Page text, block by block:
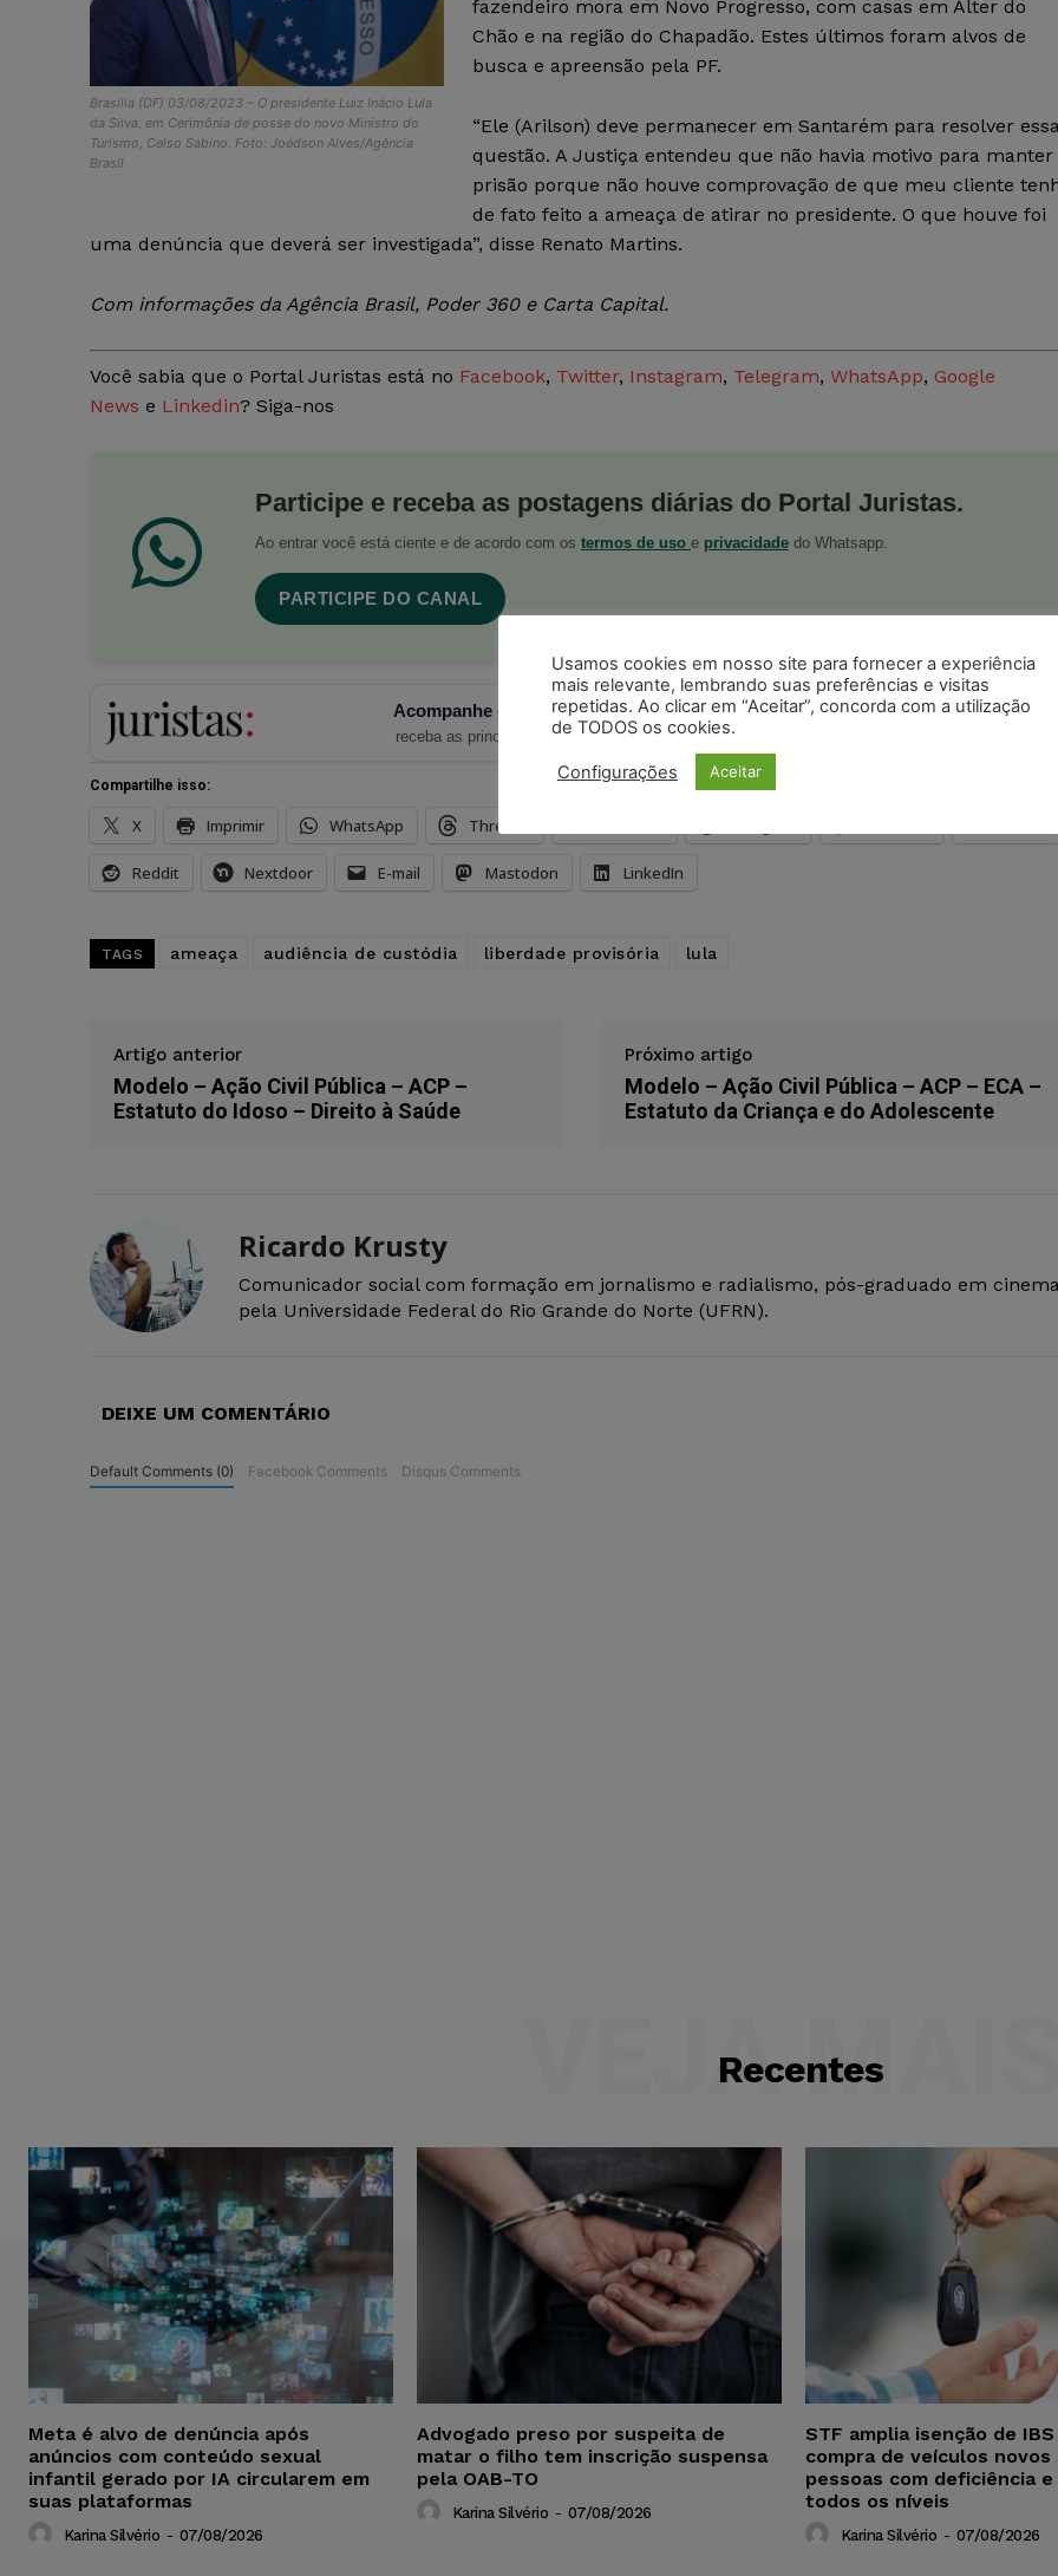
Brasília (DF) 03/08/2023 – O presidente Luiz Inácio Lula
da Silva, em Cerimônia de posse do novo Ministro do
Turismo, Celso Sabino. Foto: Joédson Alves/Agência
Brasil
fazendeiro mora em Novo Progresso, com casas em Alter do
Chão e na região do Chapadão. Estes últimos foram alvos de
busca e apreensão pela PF.
“Ele (Arilson) deve permanecer em Santarém para resolver
questão. A Justiça entendeu que não havia motivo para manter
prisão porque não houve comprovação de que meu cliente
de fato feito a ameaça de atirar no presidente. O que houve foi
uma denúncia que deverá ser investigada”, disse Renato Martins.
Com informações da Agência Brasil, Poder 360 e Carta Capital.
Você sabia que o Portal Juristas está no Facebook, Twitter, Instagram, Telegram, WhatsApp, Google
News e Linkedin? Siga-nos
Participe e receba as postagens diárias do Portal Juristas.
Ao entrar você está ciente e de acordo com os termos de uso e privacidade do Whatsapp.
PARTICIPE DO CANAL
Acompanhe o Juristas no Google News
receba as principais notícias jurídicas do Brasil
Compartilhe isso:
X Imprimir WhatsApp Threads
Reddit Nextdoor E-mail Mastodon LinkedIn
TAGS ameaça audiência de custódia liberdade provisória lula
Artigo anterior
Modelo – Ação Civil Pública – ACP –
Estatuto do Idoso – Direito à Saúde
Próximo artigo
Modelo – Ação Civil Pública – ACP – ECA –
Estatuto da Criança e do Adolescente
Ricardo Krusty
Comunicador social com formação em jornalismo e radialismo, pós-graduado em
pela Universidade Federal do Rio Grande do Norte (UFRN).
DEIXE UM COMENTÁRIO
Default Comments (0) Facebook Comments Disqus Comments
Recentes
VEJA
Meta é alvo de denúncia após
anúncios com conteúdo sexual
infantil gerado por IA circularem em
suas plataformas
Karina Silvério - 07/08/2026
Advogado preso por suspeita de
matar o filho tem inscrição suspensa
pela OAB-TO
Karina Silvério - 07/08/2026
STF amplia isenção de
compra de veículos novos
pessoas com deficiência
todos os níveis
Karina Silvério - 07/08/2026
Usamos cookies em nosso site para fornecer a experiência
mais relevante, lembrando suas preferências e visitas
repetidas. Ao clicar em “Aceitar”, concorda com a utilização
de TODOS os cookies.
Configurações Aceitar